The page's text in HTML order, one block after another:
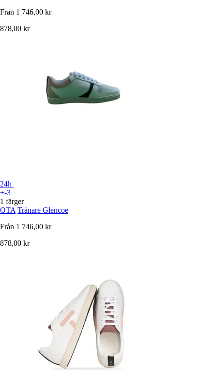
Från 1 746,00 kr
878,00 kr
24h
+-3
1 färger
OTA Tränare Glencoe
Från 1 746,00 kr
878,00 kr